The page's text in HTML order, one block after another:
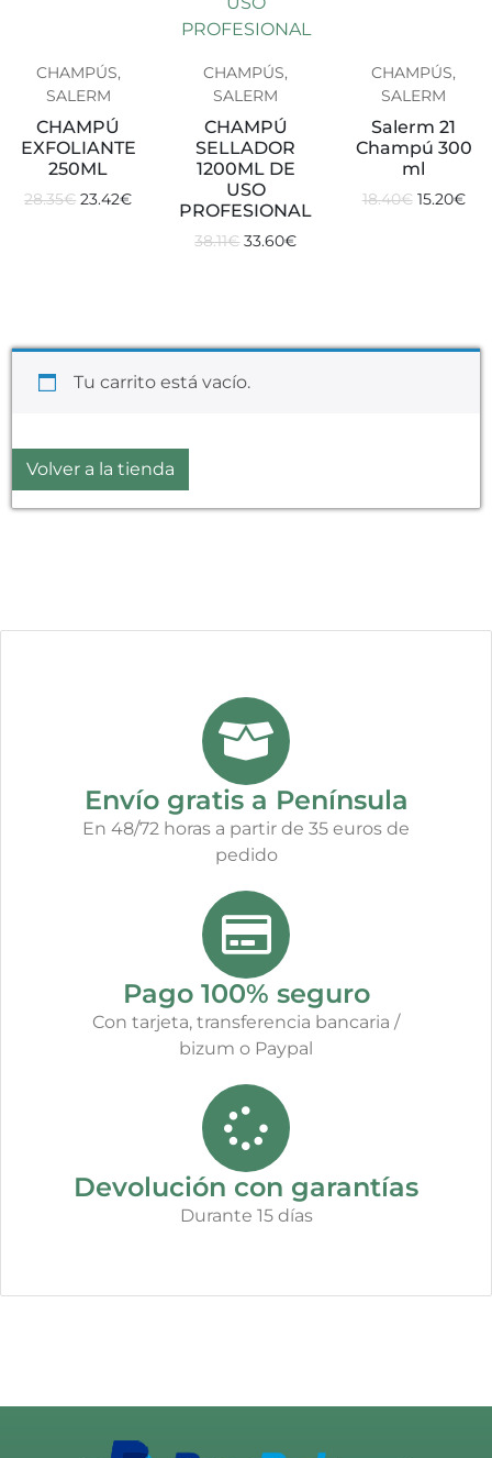
CHAMPÚS,
SALERM
CHAMPÚ
EXFOLIANTE
250ML
28.35€ 23.42€
CHAMPÚS,
SALERM
CHAMPÚ
SELLADOR
1200ML DE
USO
PROFESIONAL
38.11€ 33.60€
CHAMPÚS,
SALERM
Salerm 21
Champú 300
ml
18.40€ 15.20€
Tu carrito está vacío.
Volver a la tienda
Envío gratis a Península
En 48/72 horas a partir de 35 euros de
pedido
Pago 100% seguro
Con tarjeta, transferencia bancaria /
bizum o Paypal
Devolución con garantías
Durante 15 días